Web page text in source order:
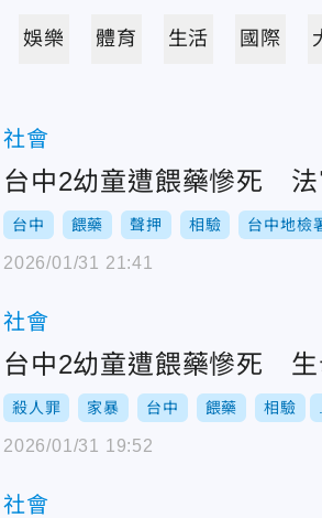
娛樂 體育 生活 國際
社會
台中2幼童遭餵藥慘死 法
台中 餵藥 聲押 相驗 台中地檢
2026/01/31 21:41
社會
台中2幼童遭餵藥慘死 生
殺人罪 家暴 台中 餵藥 相驗
2026/01/31 19:52
社會